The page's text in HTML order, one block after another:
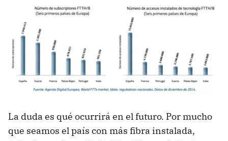
La duda es qué ocurrirá en el futuro. Por mucho
que seamos el país con más fibra instalada,